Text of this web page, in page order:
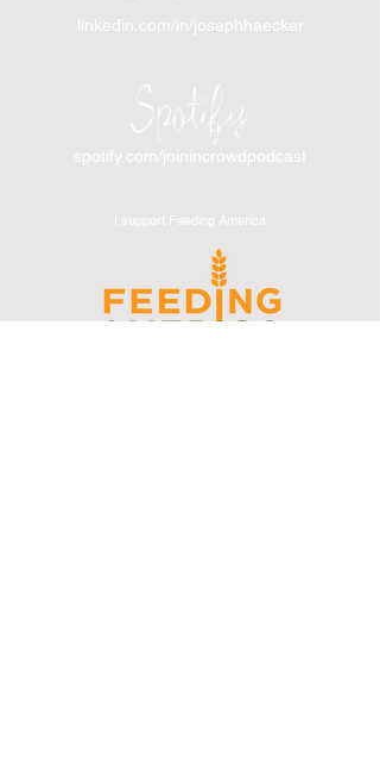
linkedin.com/in/josephhaecker
Spotify
spotify.com/joinincrowdpodcast
I support Feeding America